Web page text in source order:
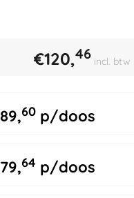
€120,46 incl. btw
89,60 p/doos
79,64 p/doos